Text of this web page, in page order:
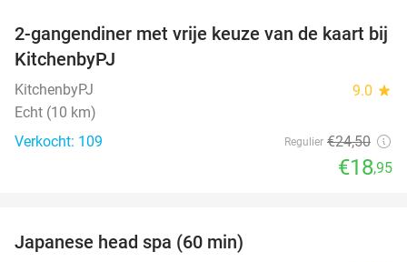
23%
2-gangendiner met vrije keuze van de kaart bij
KitchenbyPJ
KitchenbyPJ 9.0 star
Echt (10 km)
Verkocht: 109
Regulier €24,50
€18,95
Japanese head spa (60 min)